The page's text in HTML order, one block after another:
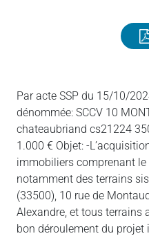
Par acte SSP du 15/10/
dénommée: SCCV 10
chateaubriand cs21224
1.000 € Objet: -
immobiliers comprenant
notamment des terrains
(33500), 10 rue de
Alexandre, et tous terrains
bon déroulement du